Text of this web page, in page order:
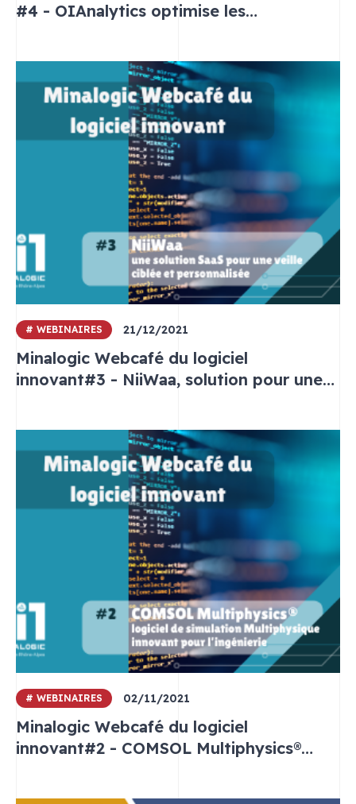
#4 - OIAnalytics optimise les
# WEBINAIRES 21/12/2021
Minalogic Webcafé du logiciel
innovant#3 - NiiWaa, solution pour une
# WEBINAIRES 02/11/2021
Minalogic Webcafé du logiciel
innovant#2 - COMSOL Multiphysics®